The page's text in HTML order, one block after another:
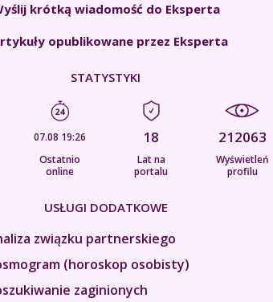
krótką wiadomość do Eksperta
opublikowane przez Eksperta
STATYSTYKI
07.08 19:26
Ostatnio
online
18
Lat na
portalu
212063
Wyświetleń
profilu
USŁUGI DODATKOWE
związku partnerskiego
(horoskop osobisty)
zaginionych